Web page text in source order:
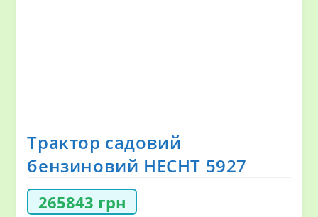
Трактор садовий
бензиновий HECHT 5927
265843 грн